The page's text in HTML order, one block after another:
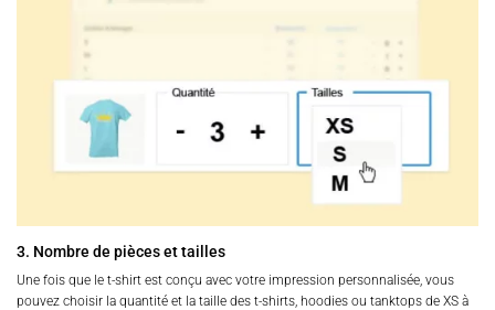
3. Nombre de pièces et tailles
Une fois que le t-shirt est conçu avec votre impression personnalisée, vous
pouvez choisir la quantité et la taille des t-shirts, hoodies ou tanktops de XS à